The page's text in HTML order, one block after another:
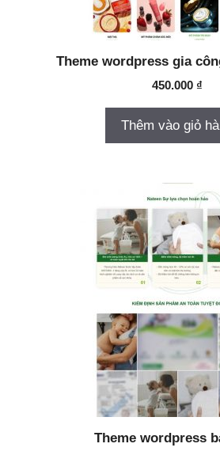
Theme wordpress gia
450.000 ₫
Thêm vào giỏ
Theme wordpress